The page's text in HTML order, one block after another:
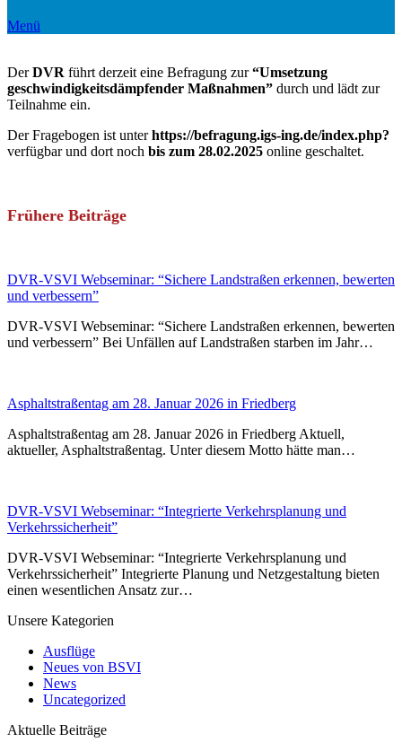
Menü
DerDVR führt derzeit eine Befragung zur“Umsetzung
geschwindigkeitsdämpfender Maßnahmen” durch und lädt zur
Teilnahme ein.
Der Fragebogen ist unterhttps://befragung.igs-ing.de/index.php?
verfügbar und dort noch bis zum 28.02.2025 online geschaltet.
Frühere Beiträge
DVR-VSVI Webseminar: “Sichere Landstraßen erkennen, bewerten
und verbessern”
DVR-VSVI Webseminar: “Sichere Landstraßen erkennen, bewerten
und verbessern” Bei Unfällen auf Landstraßen starben im Jahr…
Asphaltstraßentag am 28. Januar 2026 in Friedberg
Asphaltstraßentag am 28. Januar 2026 in Friedberg Aktuell,
aktueller, Asphaltstraßentag. Unter diesem Motto hätte man…
DVR-VSVI Webseminar: “Integrierte Verkehrsplanung und
Verkehrssicherheit”
DVR-VSVI Webseminar: “Integrierte Verkehrsplanung und
Verkehrssicherheit” Integrierte Planung und Netzgestaltung bieten
einen wesentlichen Ansatz zur…
Unsere Kategorien
Ausflüge
Neues von BSVI
News
Uncategorized
Aktuelle Beiträge